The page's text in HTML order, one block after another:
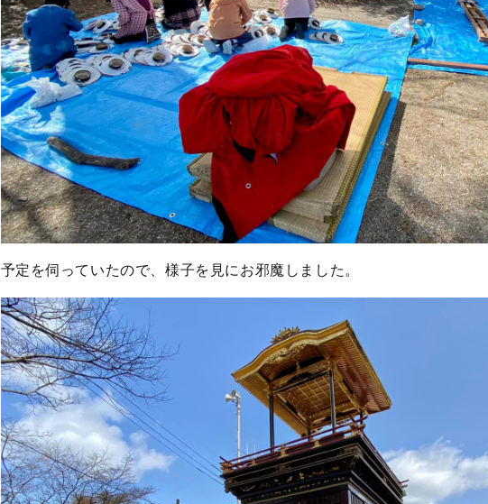
予定を伺っていたので、様子を見にお邪魔しました。